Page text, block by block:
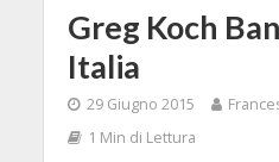
Greg Koch
Italia
29 Giugno 2015
1 Min di Lettura